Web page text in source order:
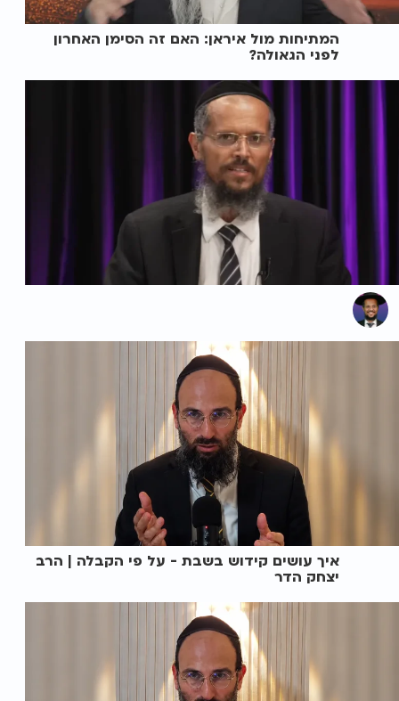
המתיחות מול איראן: האם זה הסימן האחרון
לפני הגאולה?
איך עושים קידוש בשבת - על פי הקבלה | הרב
יצחק הדר